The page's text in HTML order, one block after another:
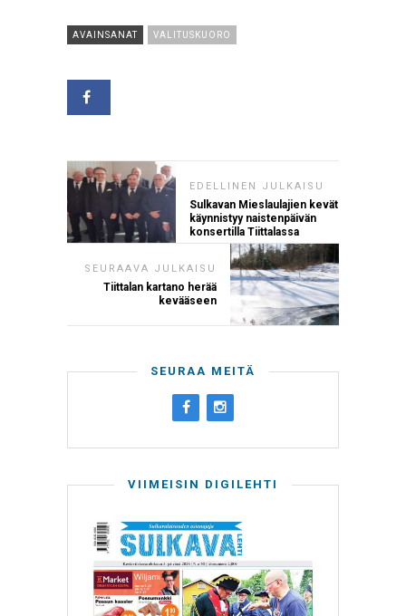
AVAINSANAT VALITUSKUORO
EDELLINEN JULKAISU
Sulkavan Mieslaulajien kevät
käynnistyy naistenpäivän
konsertilla Tiittalassa
SEURAAVA JULKAISU
Tiittalan kartano herää
kevääseen
SEURAA MEITÄ
VIIMEISIN DIGILEHTI